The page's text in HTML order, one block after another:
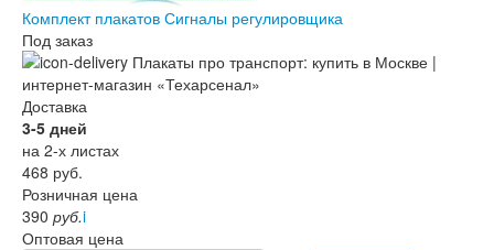
Комплект плакатов Сигналы регулировщика
Под заказ
Доставка
3-5 дней
на 2-х листах
468 руб.
Розничная цена
390 руб.i
Оптовая цена